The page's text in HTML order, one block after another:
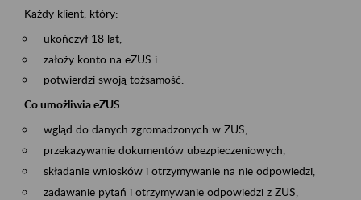
Każdy klient, który:
ukończył 18 lat,
założy konto na eZUS i
potwierdzi swoją tożsamość.
Co umożliwia eZUS
wgląd do danych zgromadzonych w ZUS,
przekazywanie dokumentów ubezpieczeniowych,
składanie wniosków i otrzymywanie na nie odpowiedzi,
zadawanie pytań i otrzymywanie odpowiedzi z ZUS,